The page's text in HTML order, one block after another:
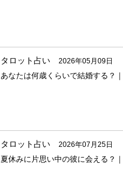
タロット占い 2026年05月09日
あなたは何歳くらいで結婚する？
タロット占い 2026年07月25日
夏休みに片思い中の彼に会える？